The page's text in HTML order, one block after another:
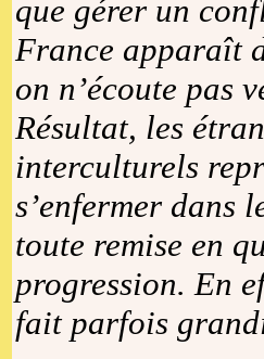
que gérer un
France apparaît
on n’écoute pas
Résultat, les
interculturels
s’enfermer dans
toute remise en
progression. En
fait parfois